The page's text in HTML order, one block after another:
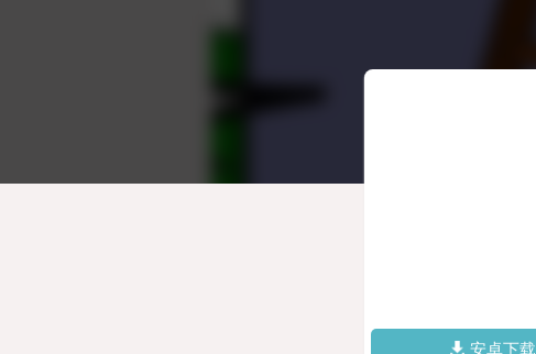
安卓下载